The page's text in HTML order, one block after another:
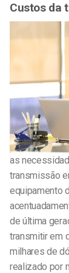
Custos da
as
transmissão
equipamento
de última
transmitir em
milhares de
realizado por